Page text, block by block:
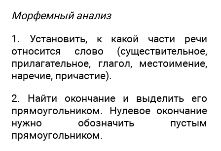
Морфемный анализ
1. Установить, к какой части речи
относится слово (существительное,
прилагательное, глагол, местоимение,
наречие, причастие).
2. Найти окончание и выделить его
прямоугольником. Нулевое окончание
нужно обозначить пустым
прямоугольником.